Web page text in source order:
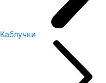
Каблучки